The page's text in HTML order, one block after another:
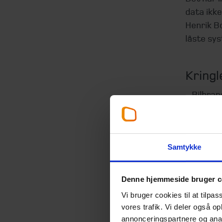
Samtykke
Denne hjemmeside bruger
Vi bruger cookies til at
vores trafik. Vi deler også
annonceringspartnere og
data
Henrik
låste
-